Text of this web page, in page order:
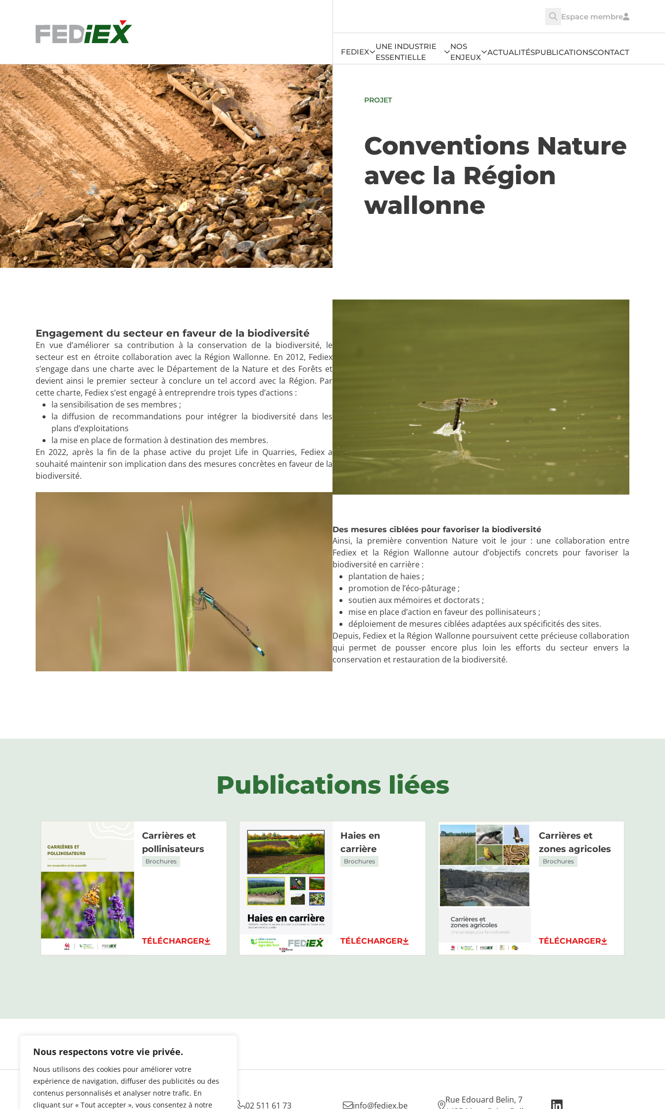
Nous respectons votre vie privée.
Nous utilisons des cookies pour améliorer votre
expérience de navigation, diffuser des publicités ou des
contenus personnalisés et analyser notre trafic. En
cliquant sur « Tout accepter », vous consentez à notre
 Espace membre
FEDIEX
UNE INDUSTRIE
ESSENTIELLE
NOS
ENJEUX
ACTUALITÉSPUBLICATIONSCONTACT
PROJET
Conventions Nature
avec la Région
wallonne
Engagement du secteur en faveur de la biodiversité
En vue d’améliorer sa contribution à la conservation de la biodiversité, le
secteur est en étroite collaboration avec la Région Wallonne. En 2012, Fediex
s’engage dans une charte avec le Département de la Nature et des Forêts et
devient ainsi le premier secteur à conclure un tel accord avec la Région. Par
cette charte, Fediex s’est engagé à entreprendre trois types d’actions :
la sensibilisation de ses membres ;
la diffusion de recommandations pour intégrer la biodiversité dans les
plans d’exploitations
la mise en place de formation à destination des membres.
En 2022, après la fin de la phase active du projet Life in Quarries, Fediex a
souhaité maintenir son implication dans des mesures concrètes en faveur de la
biodiversité.
Des mesures ciblées pour favoriser la biodiversité
Ainsi, la première convention Nature voit le jour : une collaboration entre
Fediex et la Région Wallonne autour d’objectifs concrets pour favoriser la
biodiversité en carrière :
plantation de haies ;
promotion de l’éco-pâturage ;
soutien aux mémoires et doctorats ;
mise en place d’action en faveur des pollinisateurs ;
déploiement de mesures ciblées adaptées aux spécificités des sites.
Depuis, Fediex et la Région Wallonne poursuivent cette précieuse collaboration
qui permet de pousser encore plus loin les efforts du secteur envers la
conservation et restauration de la biodiversité.
Publications liées
Carrières et
pollinisateurs
Brochures
TÉLÉCHARGER
Haies en
carrière
Brochures
TÉLÉCHARGER
Carrières et
zones agricoles
Brochures
TÉLÉCHARGER
02 511 61 73 info@fediex.be 
Rue Edouard Belin, 7
